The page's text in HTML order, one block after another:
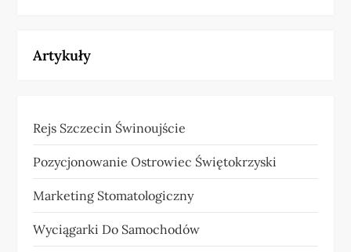
Artykuły
Rejs Szczecin Świnoujście
Pozycjonowanie Ostrowiec Świętokrzyski
Marketing Stomatologiczny
Wyciągarki Do Samochodów